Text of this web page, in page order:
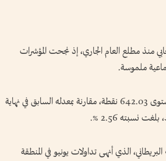
منذ مطلع العام الجاري، إذ نجحت المؤشرات
ملموسة.
واستطاع مؤشر «ستوكس 600» تعزيز مكاسبه، وارتفع إلى مستوى 642.03 نقطة، مقارنة بمعدله السابق في نهاية
نسبته 2.56 %.
الذي أنهى تداولات يونيو في المنطقة